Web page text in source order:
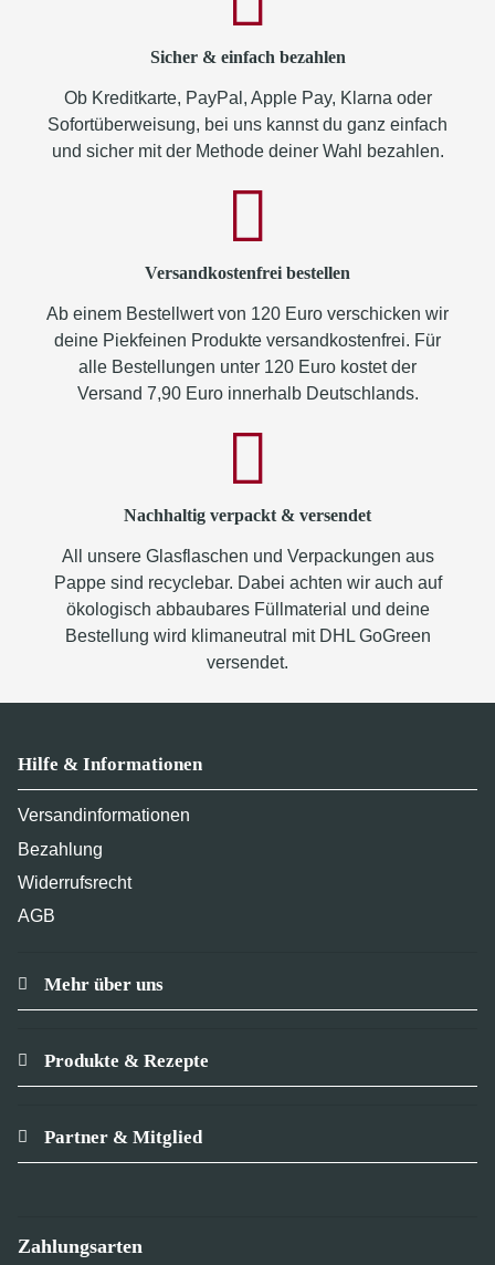
Sicher & einfach bezahlen
Ob Kreditkarte, PayPal, Apple Pay, Klarna oder
Sofortüberweisung, bei uns kannst du ganz einfach
und sicher mit der Methode deiner Wahl bezahlen.
Versandkostenfrei bestellen
Ab einem Bestellwert von 120 Euro verschicken wir
deine Piekfeinen Produkte versandkostenfrei. Für
alle Bestellungen unter 120 Euro kostet der
Versand 7,90 Euro innerhalb Deutschlands.
Nachhaltig verpackt & versendet
All unsere Glasflaschen und Verpackungen aus
Pappe sind recyclebar. Dabei achten wir auch auf
ökologisch abbaubares Füllmaterial und deine
Bestellung wird klimaneutral mit DHL GoGreen
versendet.
Hilfe & Informationen
Versandinformationen
Bezahlung
Widerrufsrecht
AGB
Mehr über uns
Produkte & Rezepte
Partner & Mitglied
Zahlungsarten